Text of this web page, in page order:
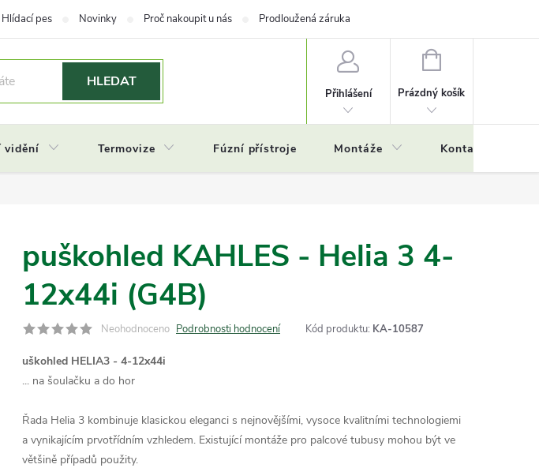
Hlídací pes Novinky Proč nakoupit u nás Prodloužená záruka
HLEDAT
Přihlášení
NÁKUPNÍ
Prázdný košík
vidění Termovize Fúzní přístroje Montáže Kontakty
puškohled KAHLES - Helia 3 4-
12x44i (G4B)
Neohodnoceno Podrobnosti hodnocení Kód produktu: KA-10587
uškohled HELIA3 - 4-12x44i
... na šoulačku a do hor
Řada Helia 3 kombinuje klasickou eleganci s nejnovějšími, vysoce kvalitními technologiemi
a vynikajícím prvotřídním vzhledem. Existující montáže pro palcové tubusy mohou být ve
většině případů použity.